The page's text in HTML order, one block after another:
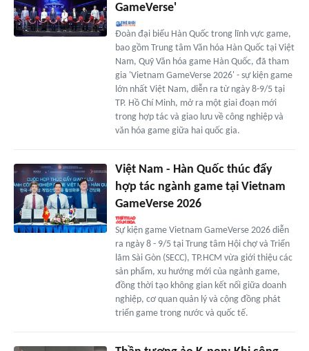
GameVerse'
Đoàn đại biểu Hàn Quốc trong lĩnh vực game,
bao gồm Trung tâm Văn hóa Hàn Quốc tại Việt
Nam, Quỹ Văn hóa game Hàn Quốc, đã tham
gia 'Vietnam GameVerse 2026' - sự kiện game
lớn nhất Việt Nam, diễn ra từ ngày 8-9/5 tại
TP. Hồ Chí Minh, mở ra một giai đoạn mới
trong hợp tác và giao lưu về công nghiệp và
văn hóa game giữa hai quốc gia.
Việt Nam - Hàn Quốc thúc đẩy
hợp tác ngành game tại Vietnam
GameVerse 2026
Sự kiện game Vietnam GameVerse 2026 diễn
ra ngày 8 - 9/5 tại Trung tâm Hội chợ và Triển
lãm Sài Gòn (SECC), TP.HCM vừa giới thiệu các
sản phẩm, xu hướng mới của ngành game,
đồng thời tạo không gian kết nối giữa doanh
nghiệp, cơ quan quản lý và cộng đồng phát
triển game trong nước và quốc tế.